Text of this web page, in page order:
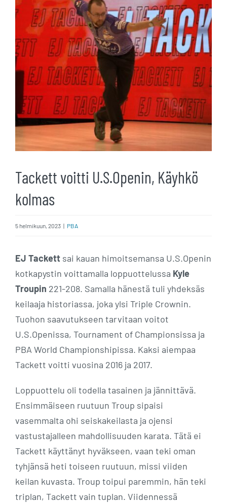
Tackett voitti U.S.Openin, Käyhkö
kolmas
5 helmikuun, 2023 | PBA
EJ Tackett sai kauan himoitsemansa U.S.Openin
kotkapystin voittamalla loppuottelussa Kyle
Troupin 221-208. Samalla hänestä tuli yhdeksäs
keilaaja historiassa, joka ylsi Triple Crownin.
Tuohon saavutukseen tarvitaan voitot
U.S.Openissa, Tournament of Championsissa ja
PBA World Championshipissa. Kaksi aiempaa
Tackett voitti vuosina 2016 ja 2017.
Loppuottelu oli todella tasainen ja jännittävä.
Ensimmäiseen ruutuun Troup sipaisi
vasemmalta ohi seiskakeilasta ja ojensi
vastustajalleen mahdollisuuden karata. Tätä ei
Tackett käyttänyt hyväkseen, vaan teki oman
tyhjänsä heti toiseen ruutuun, missi viiden
keilan kuvasta. Troup toipui paremmin, hän teki
triplan, Tackett vain tuplan. Viidennessä